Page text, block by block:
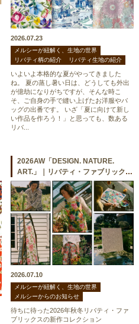
2026.07.23
メルシーが紐解く、生地の世界
リバティ柄の紹介
リバティ生地の紹介
いよいよ本格的な夏がやってきました
ね。 夏の蒸し暑い日は、どうしても外出
が億劫になりがちですが、そんな時こ
そ、ご自身の手で縫い上げたお洋服やバ
ッグの出番です。 いざ「夏に向けて新し
い作品を作ろう！」と思っても、数ある
リバ...
2026AW「DESIGN. NATURE.
ART.」｜リバティ・ファブリックス
の真髄に迫るコレクション
2026.07.10
メルシーが紐解く、生地の世界
メルシーからのお知らせ
待ちに待った2026年秋冬リバティ・ファ
ブリックスの新作コレクション